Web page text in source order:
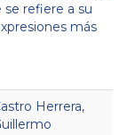
se refiere a su
más
Herrera,